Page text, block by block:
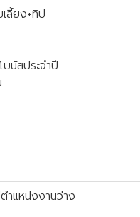
ลี้ยง+ทิป
นัสประจำปี
ำแหน่งงานว่าง